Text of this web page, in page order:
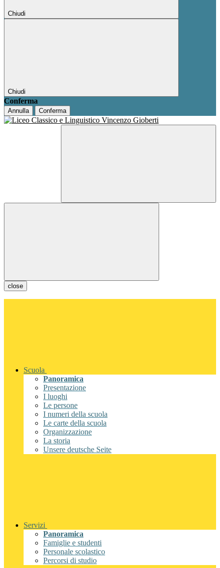
Chiudi
Chiudi
Conferma
Annulla Conferma
close
Scuola
Panoramica
Presentazione
I luoghi
Le persone
I numeri della scuola
Le carte della scuola
Organizzazione
La storia
Unsere deutsche Seite
Servizi
Panoramica
Famiglie e studenti
Personale scolastico
Percorsi di studio